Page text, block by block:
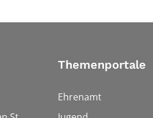
Themenportale
Ehrenamt